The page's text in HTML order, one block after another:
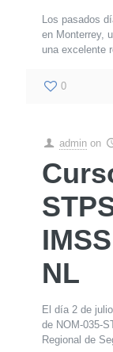
Los pasados
en Monterrey,
una excelente
0
admin on
NL
El día 2 de
de NOM-035-
Regional de